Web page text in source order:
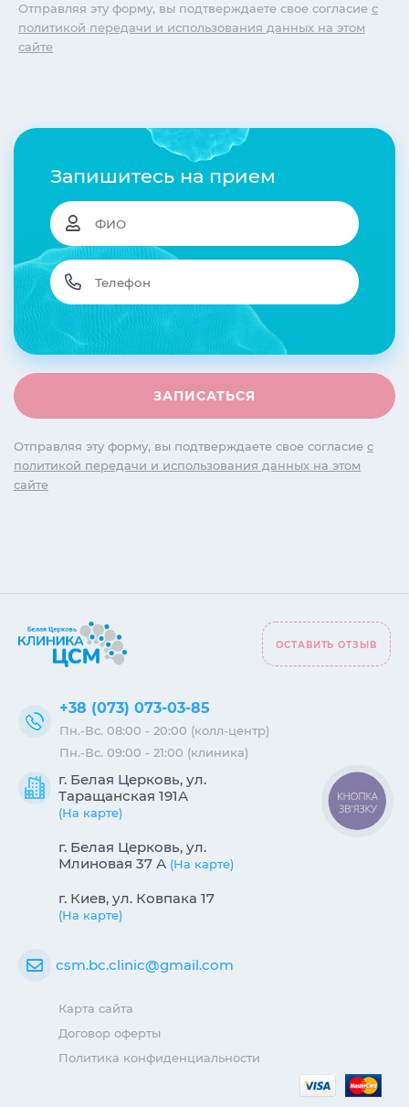
Отправляя эту форму, вы подтверждаете свое согласие с
политикой передачи и использования данных на этом
сайте
Запишитесь на прием
Отправляя эту форму, вы подтверждаете свое согласие с
политикой передачи и использования данных на этом
сайте
г. Белая Церковь, ул.
Таращанская 191А
(На карте)
г. Белая Церковь, ул.
Млиновая 37 А (На карте)
г. Киев, ул. Ковпака 17
(На карте)
+38 (073) 073-03-85
Пн.-Вс. 08:00 - 20:00 (колл-центр)
Пн.-Вс. 09:00 - 21:00 (клиника)
csm.bc.clinic@gmail.com
Карта сайта
Договор оферты
Политика конфиденциальности
ОСТАВИТЬ ОТЗЫВ
КНОПКА
ЗВ'ЯЗКУ